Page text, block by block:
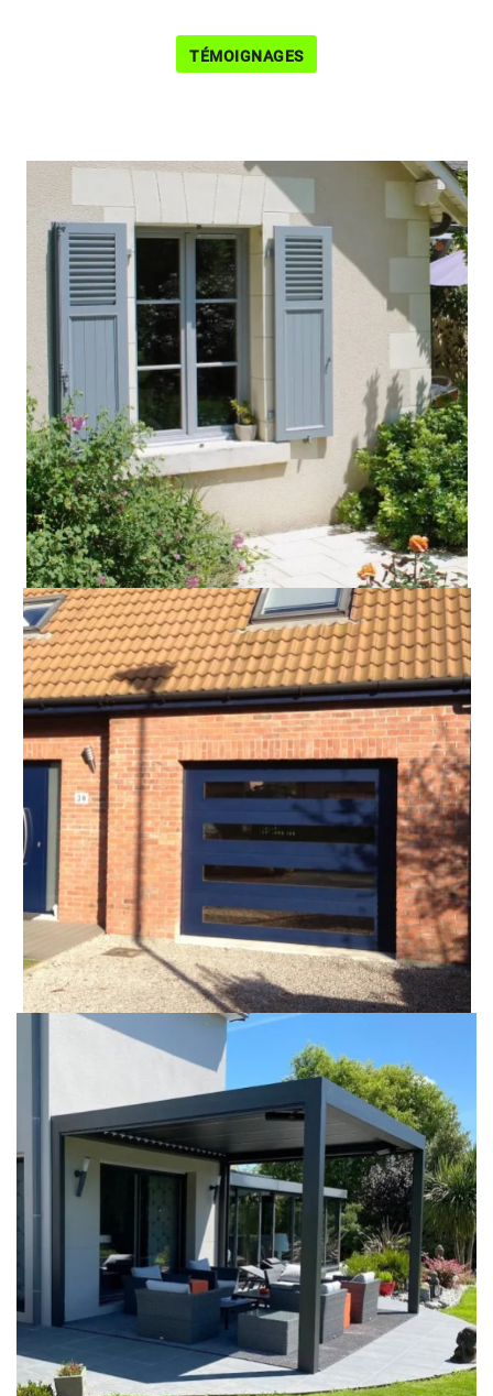
TÉMOIGNAGES